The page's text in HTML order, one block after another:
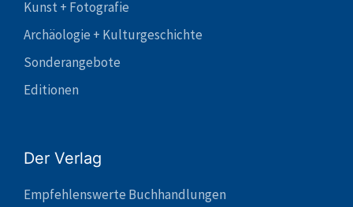
Kunst + Fotografie
Archäologie + Kulturgeschichte
Sonderangebote
Editionen
Der Verlag
Empfehlenswerte Buchhandlungen